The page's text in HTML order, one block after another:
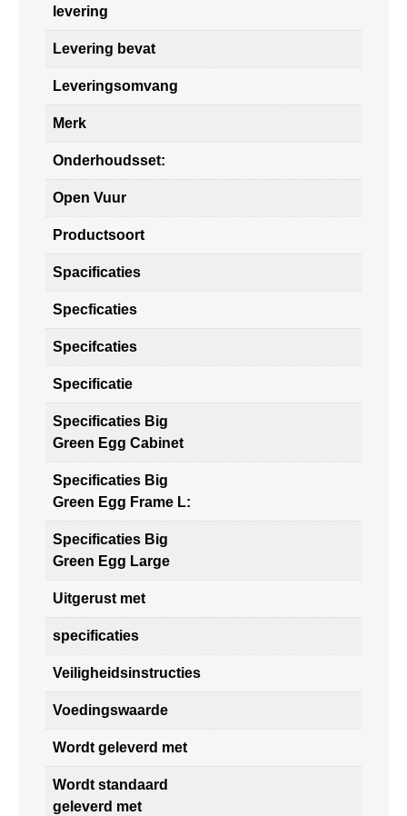
levering
Levering bevat
Leveringsomvang
Merk
Onderhoudsset:
Open Vuur
Productsoort
Spacificaties
Specficaties
Specifcaties
Specificatie
Specificaties Big
Green Egg Cabinet
Specificaties Big
Green Egg Frame L:
Specificaties Big
Green Egg Large
Uitgerust met
specificaties
Veiligheidsinstructies
Voedingswaarde
Wordt geleverd met
Wordt standaard
geleverd met